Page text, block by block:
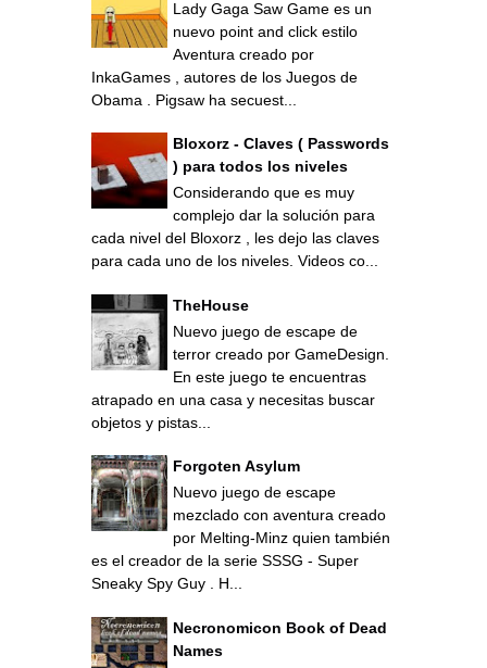
Lady Gaga Saw Game es un
nuevo point and click estilo
Aventura creado por
InkaGames , autores de los Juegos de
Obama . Pigsaw ha secuest...
Bloxorz - Claves ( Passwords
) para todos los niveles
Considerando que es muy
complejo dar la solución para
cada nivel del Bloxorz , les dejo las claves
para cada uno de los niveles. Videos co...
TheHouse
Nuevo juego de escape de
terror creado por GameDesign.
En este juego te encuentras
atrapado en una casa y necesitas buscar
objetos y pistas...
Forgoten Asylum
Nuevo juego de escape
mezclado con aventura creado
por Melting-Minz quien también
es el creador de la serie SSSG - Super
Sneaky Spy Guy . H...
Necronomicon Book of Dead
Names